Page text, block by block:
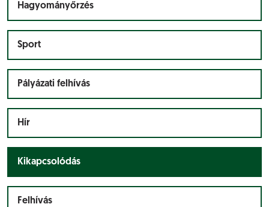
Hagyományőrzés
Sport
Pályázati felhívás
Hír
Kikapcsolódás
Felhívás